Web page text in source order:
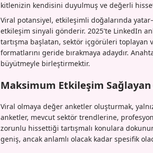
kitlenizin kendisini duyulmuş ve değerli
Viral potansiyel, etkileşimli doğalarında
etkileşim sinyali gönderir. 2025'te LinkedIn
tartışma başlatan, sektör içgörüleri toplayan
formatlarını geride bırakmaya adaydır.
büyütmeyle birleştirmektir.
Maksimum Etkileşim
Viral olmaya değer anketler oluşturmak,
anketler, mevcut sektör trendlerine,
zorunlu hissettiği tartışmalı konulara
geniş, ancak anlamlı olacak kadar spesifik